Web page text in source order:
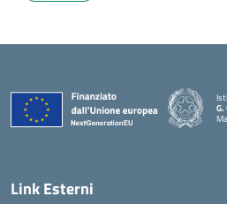
G.
Link Esterni